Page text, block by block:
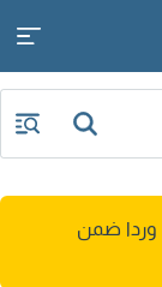
وردا ضمن